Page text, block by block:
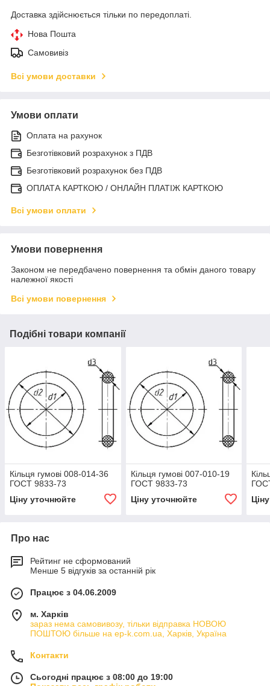
Доставка здійснюється тільки по передоплаті.
Нова Пошта
Самовивіз
Всі умови доставки
Умови оплати
Оплата на рахунок
Безготівковий розрахунок з ПДВ
Безготівковий розрахунок без ПДВ
ОПЛАТА КАРТКОЮ / ОНЛАЙН ПЛАТІЖ КАРТКОЮ
Всі умови оплати
Умови повернення
Законом не передбачено повернення та обмін даного товару
належної якості
Всі умови повернення
Подібні товари компанії
Кільця гумові 008-014-36
ГОСТ 9833-73
Ціну уточнюйте
Кільця гумові 007-010-19
ГОСТ 9833-73
Ціну уточнюйте
Про нас
Рейтинг не сформований
Менше 5 відгуків за останній рік
Працює з 04.06.2009
м. Харків
зараз нема самовивозу, тільки відправка НОВОЮ
ПОШТОЮ більше на ep-k.com.ua, Харків, Україна
Контакти
Сьогодні працює з 08:00 до 19:00